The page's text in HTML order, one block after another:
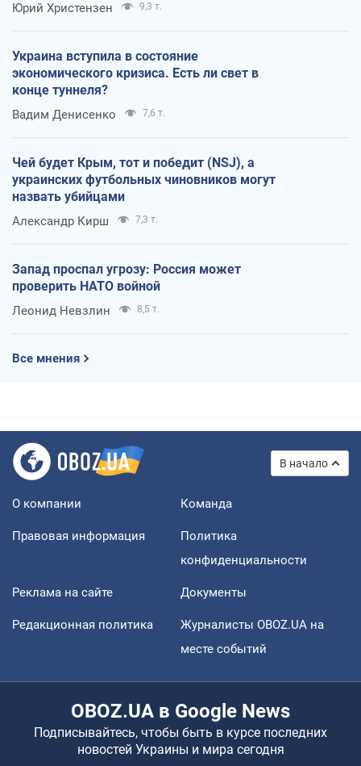
Юрий Христензен 9,3 т.
Украина вступила в состояние
экономического кризиса. Есть ли свет в
конце туннеля?
Вадим Денисенко 7,6 т.
Чей будет Крым, тот и победит (NSJ), а
украинских футбольных чиновников могут
назвать убийцами
Александр Кирш 7,3 т.
Запад проспал угрозу: Россия может
проверить НАТО войной
Леонид Невзлин 8,5 т.
Все мнения
В начало
О компании Команда
Правовая информация
Политика
конфиденциальности
Реклама на сайте Документы
Редакционная политика
Журналисты OBOZ.UA на
месте событий
OBOZ.UA в Google News
Подписывайтесь, чтобы быть в курсе последних
новостей Украины и мира сегодня